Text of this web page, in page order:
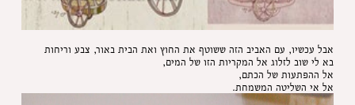
אבל עכשיו, עם האביב הזה ששוטף את החוץ ואת הבית באור, צבע וריחות
בא לי שוב לזלוג אל המקריות הזו של המים,
אל ההפתעות של הכתם,
אל אי השליטה המשמחת.